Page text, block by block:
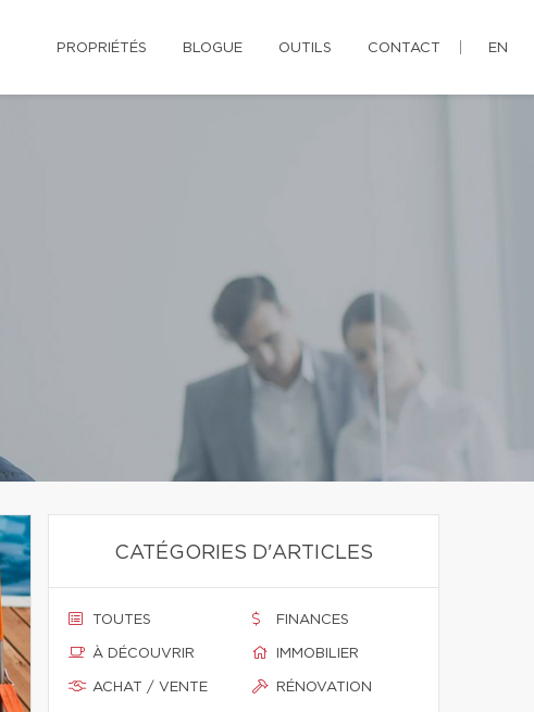
PROPRIÉTÉS BLOGUE OUTILS CONTACT EN
CATÉGORIES D'ARTICLES
TOUTES
À DÉCOUVRIR
ACHAT / VENTE
FINANCES
IMMOBILIER
RÉNOVATION